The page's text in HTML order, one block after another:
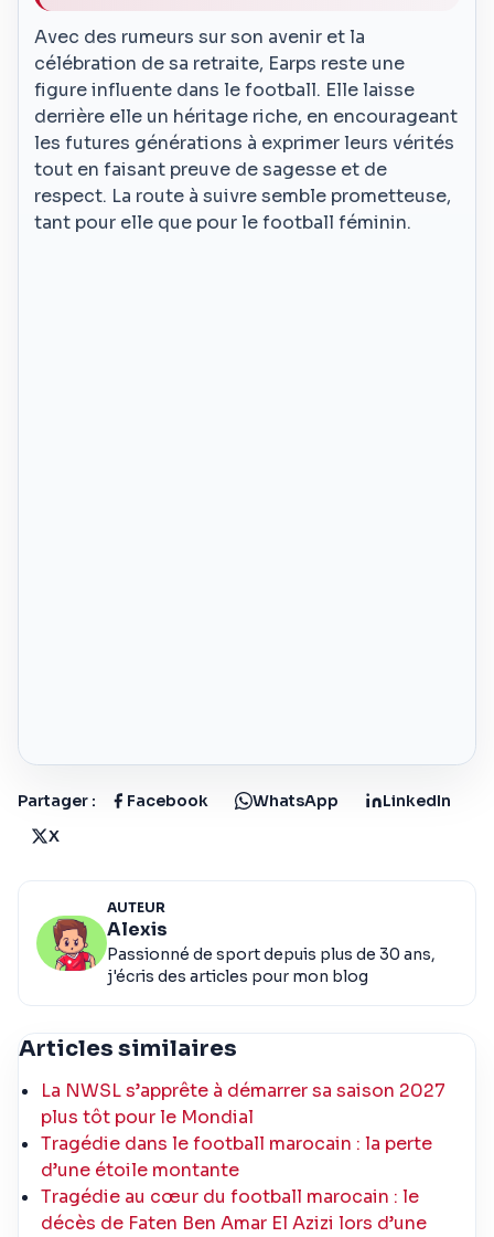
Avec des rumeurs sur son avenir et la
célébration de sa retraite, Earps reste une
figure influente dans le football. Elle laisse
derrière elle un héritage riche, en encourageant
les futures générations à exprimer leurs vérités
tout en faisant preuve de sagesse et de
respect. La route à suivre semble prometteuse,
tant pour elle que pour le football féminin.
Partager : Facebook WhatsApp
LinkedIn
X
AUTEUR
Alexis
Passionné de sport depuis plus de 30 ans,
j'écris des articles pour mon blog
Articles similaires
La NWSL s’apprête à démarrer sa saison 2027
plus tôt pour le Mondial
Tragédie dans le football marocain : la perte
d’une étoile montante
Tragédie au cœur du football marocain : le
décès de Faten Ben Amar El Azizi lors d’une